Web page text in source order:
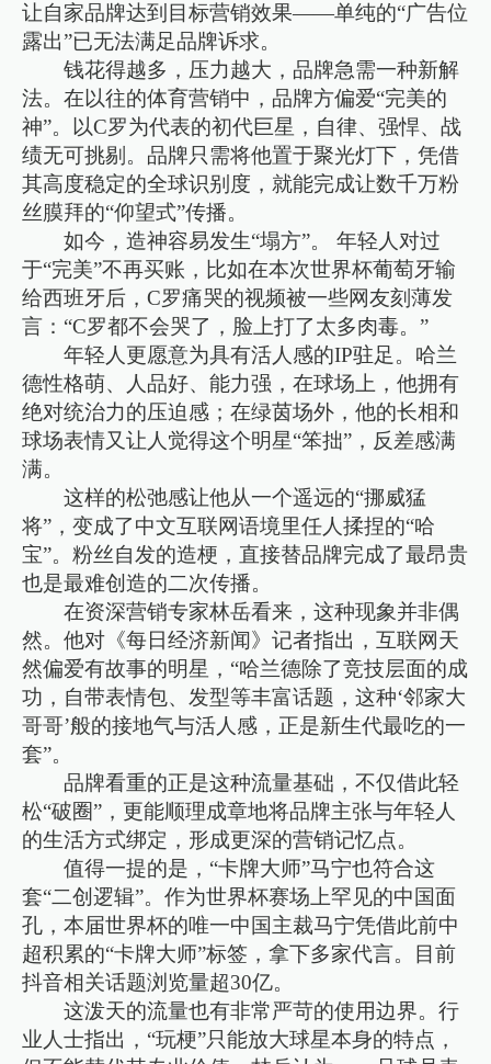
让自家品牌达到目标营销效果——单纯的“广告位
露出”已无法满足品牌诉求。
钱花得越多，压力越大，品牌急需一种新解
法。在以往的体育营销中，品牌方偏爱“完美的
神”。以C罗为代表的初代巨星，自律、强悍、战
绩无可挑剔。品牌只需将他置于聚光灯下，凭借
其高度稳定的全球识别度，就能完成让数千万粉
丝膜拜的“仰望式”传播。
如今，造神容易发生“塌方”。 年轻人对过
于“完美”不再买账，比如在本次世界杯葡萄牙输
给西班牙后，C罗痛哭的视频被一些网友刻薄发
言：“C罗都不会哭了，脸上打了太多肉毒。”
年轻人更愿意为具有活人感的IP驻足。哈兰
德性格萌、人品好、能力强，在球场上，他拥有
绝对统治力的压迫感；在绿茵场外，他的长相和
球场表情又让人觉得这个明星“笨拙”，反差感满
满。
这样的松弛感让他从一个遥远的“挪威猛
将”，变成了中文互联网语境里任人揉捏的“哈
宝”。粉丝自发的造梗，直接替品牌完成了最昂贵
也是最难创造的二次传播。
在资深营销专家林岳看来，这种现象并非偶
然。他对《每日经济新闻》记者指出，互联网天
然偏爱有故事的明星，“哈兰德除了竞技层面的成
功，自带表情包、发型等丰富话题，这种‘邻家大
哥哥’般的接地气与活人感，正是新生代最吃的一
套”。
品牌看重的正是这种流量基础，不仅借此轻
松“破圈”，更能顺理成章地将品牌主张与年轻人
的生活方式绑定，形成更深的营销记忆点。
值得一提的是，“卡牌大师”马宁也符合这
套“二创逻辑”。作为世界杯赛场上罕见的中国面
孔，本届世界杯的唯一中国主裁马宁凭借此前中
超积累的“卡牌大师”标签，拿下多家代言。目前
抖音相关话题浏览量超30亿。
这泼天的流量也有非常严苛的使用边界。行
业人士指出，“玩梗”只能放大球星本身的特点，